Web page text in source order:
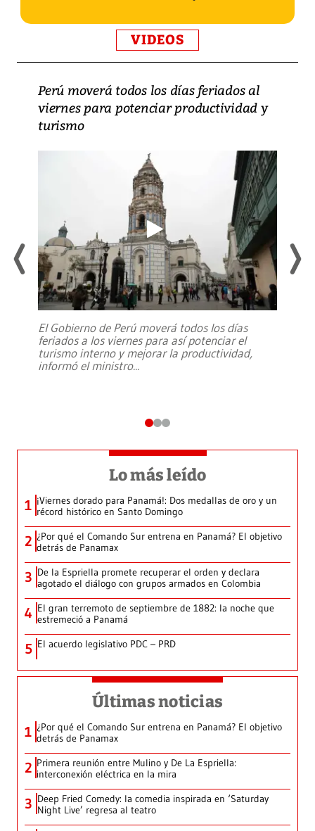
VIDEOS
Perú moverá todos los días feriados al
viernes para potenciar productividad y
turismo
El Gobierno de Perú moverá todos los días
feriados a los viernes para así potenciar el
turismo interno y mejorar la productividad,
informó el ministro...
Lo más leído
1 ¡Viernes dorado para Panamá!: Dos medallas de oro y un
récord histórico en Santo Domingo
2 ¿Por qué el Comando Sur entrena en Panamá? El objetivo
detrás de Panamax
3 De la Espriella promete recuperar el orden y declara
agotado el diálogo con grupos armados en Colombia
4 El gran terremoto de septiembre de 1882: la noche que
estremeció a Panamá
5 El acuerdo legislativo PDC – PRD
Últimas noticias
1 ¿Por qué el Comando Sur entrena en Panamá? El objetivo
detrás de Panamax
2 Primera reunión entre Mulino y De La Espriella:
interconexión eléctrica en la mira
3 Deep Fried Comedy: la comedia inspirada en ‘Saturday
Night Live’ regresa al teatro